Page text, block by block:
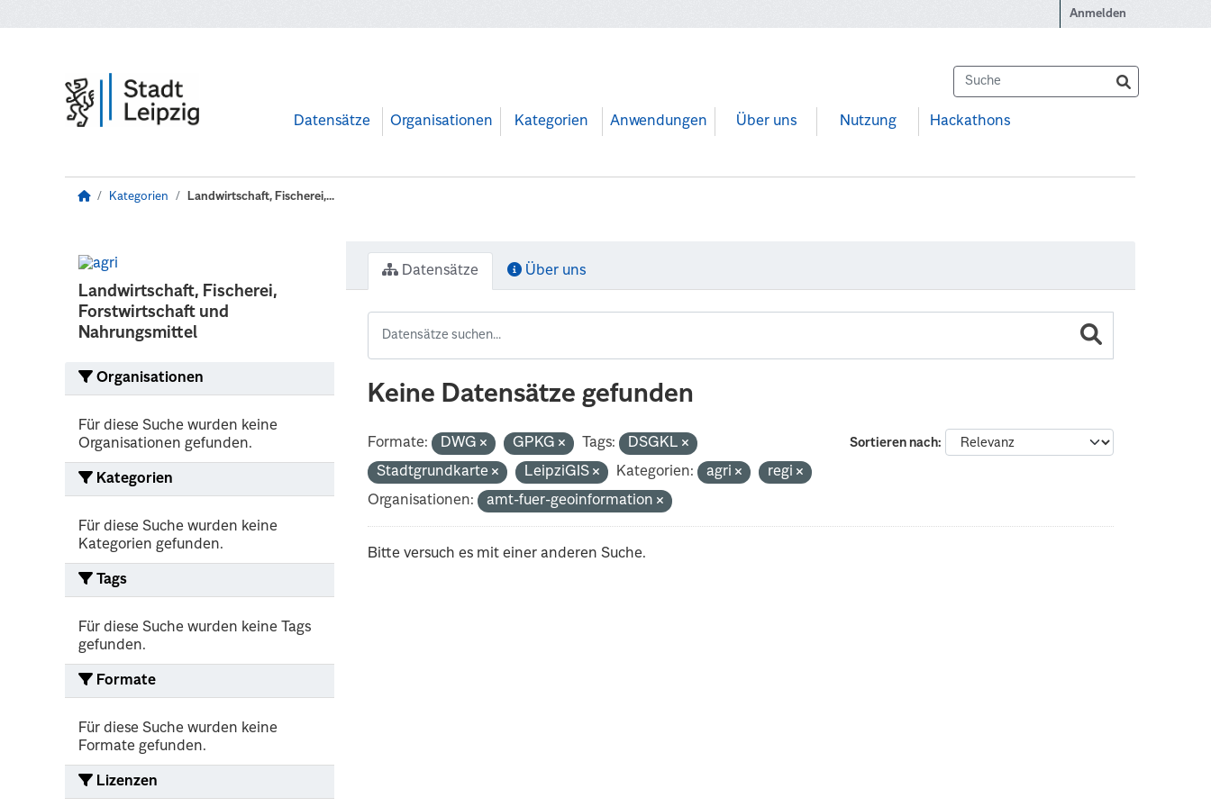
Anmelden
Datensätze Organisationen Kategorien Anwendungen Über uns Nutzung Hackathons
Kategorien Landwirtschaft, Fischerei,...
Landwirtschaft, Fischerei,
Forstwirtschaft und
Nahrungsmittel
Organisationen
Für diese Suche wurden keine
Organisationen gefunden.
Kategorien
Für diese Suche wurden keine
Kategorien gefunden.
Tags
Für diese Suche wurden keine Tags
gefunden.
Formate
Für diese Suche wurden keine
Formate gefunden.
Lizenzen
Datensätze Über uns
Keine Datensätze gefunden
Sortieren nach
Formate: DWG GPKG Tags:
DSGKL
Stadtgrundkarte
LeipziGIS Kategorien: agri
regi
Organisationen:
amt-fuer-geoinformation
Bitte versuch es mit einer anderen Suche.